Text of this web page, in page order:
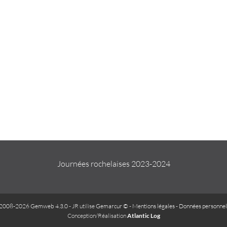
Journées rochelaises 2023-2024
2026 Gemweb 4.3.0- JR utiliseGemarcur © - Mentions légales- Données
Conception/RéalisationAtlantic Log